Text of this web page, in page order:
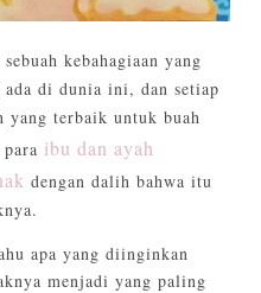
kebahagiaan yang
di dunia ini, dan setiap
yang terbaik untuk buah
ibu dan ayah
dengan dalih bahwa itu
apa yang diinginkan
menjadi yang paling